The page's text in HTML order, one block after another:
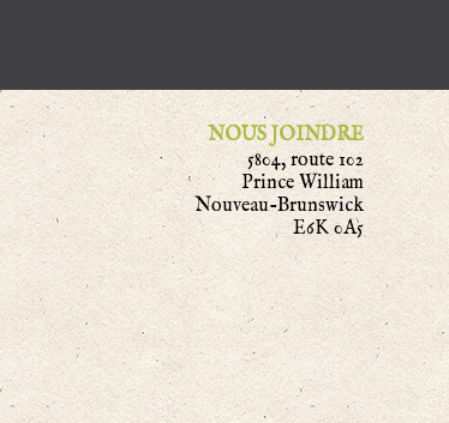
NOUS JOINDRE
5804, route 102
Prince William
Nouveau-Brunswick
E6K 0A5